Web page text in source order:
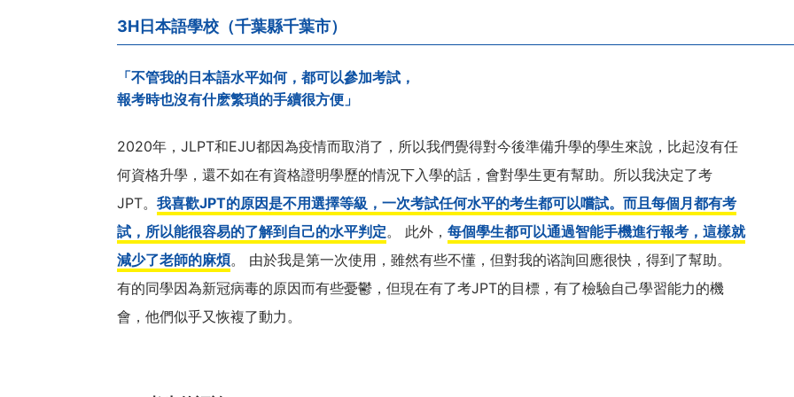
3H日本語學校（千葉縣千葉市）
「不管我的日本語水平如何，都可以參加考試，
報考時也沒有什麽繁瑣的手續很方便」
2020年，JLPT和EJU都因為疫情而取消了，所以我們覺得對今後準備升學的學生來說，比起沒有任
何資格升學，還不如在有資格證明學歷的情況下入學的話，會對學生更有幫助。所以我決定了考
JPT。 我喜歡JPT的原因是不用選擇等級，一次考試任何水平的考生都可以嚐試。 而且每個月都有考
試，所以能很容易的了解到自己的水平判定。 此外， 每個學生都可以通過智能手機進行報考，這樣就
減少了老師的麻煩。 由於我是第一次使用，雖然有些不懂，但對我的谘詢回應很快，得到了幫助。
有的同學因為新冠病毒的原因而有些憂鬱，但現在有了考JPT的目標，有了檢驗自己學習能力的機
會，他們似乎又恢複了動力。